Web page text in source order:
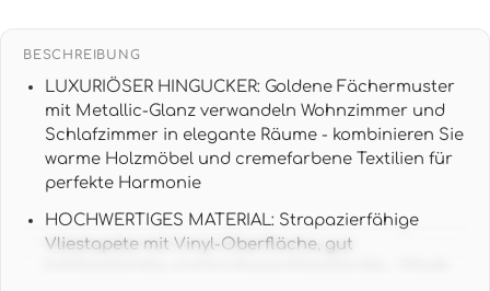
BESCHREIBUNG
LUXURIÖSER HINGUCKER: Goldene Fächermuster
mit Metallic-Glanz verwandeln Wohnzimmer und
Schlafzimmer in elegante Räume - kombinieren Sie
warme Holzmöbel und cremefarbene Textilien für
perfekte Harmonie
HOCHWERTIGES MATERIAL: Strapazierfähige
Vliestapete mit Vinyl-Oberfläche, gut